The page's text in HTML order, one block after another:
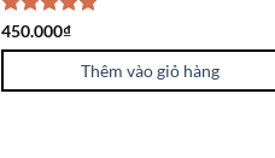
Được xếp
hạng5.00
450.000₫
Thêm vào giỏ hàng